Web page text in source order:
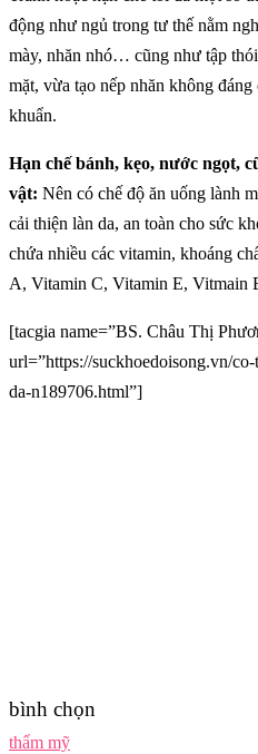
động như ngủ trong tư thế nằm
mày, nhăn nhó… cũng như tập
mặt, vừa tạo nếp nhăn không
khuẩn.
Hạn chế bánh, kẹo, nước ngọt,
vật: Nên có chế độ ăn uống lành
cải thiện làn da, an toàn cho sức
chứa nhiều các vitamin, khoáng
A, Vitamin C, Vitamin E, Vitmain
[tacgia name=”BS. Châu Thị
url=”https://suckhoedoisong.vn/
da-n189706.html”]
bình chọn
thẩm mỹ